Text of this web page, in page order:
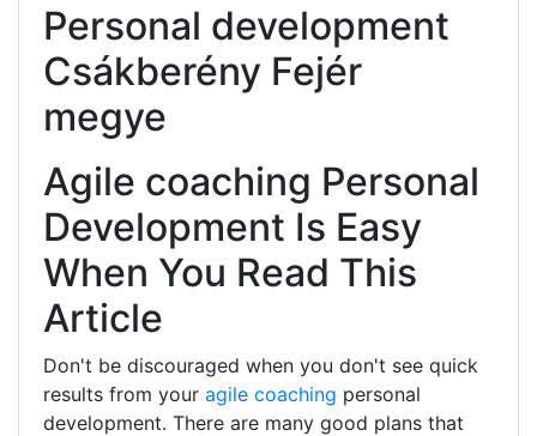
Personal development
Csákberény Fejér
megye
Agile coaching Personal
Development Is Easy
When You Read This
Article
Don't be discouraged when you don't see quick
results from your agile coaching personal
development. There are many good plans that